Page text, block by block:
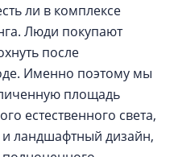
ли в комплексе
Люди покупают
после
Именно поэтому мы
площадь
естественного света,
ландшафтный дизайн,